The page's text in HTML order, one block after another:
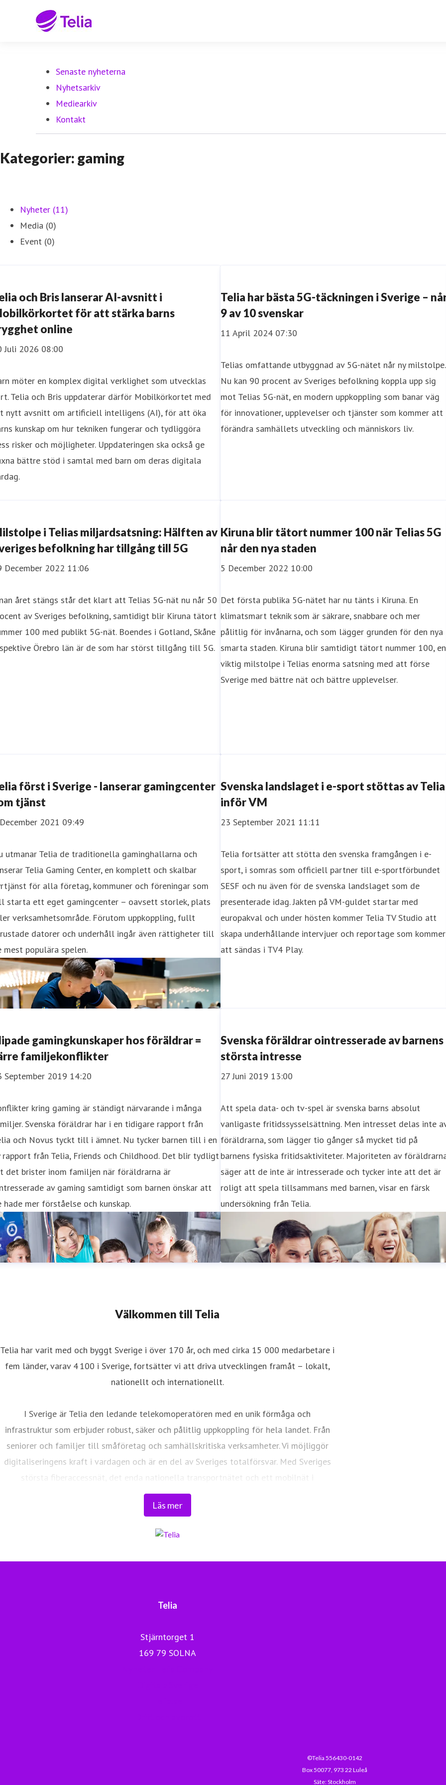
Senaste nyheterna
Nyhetsarkiv
Mediearkiv
Kontakt
Kategorier: gaming
Nyheter (11)
Media (0)
Event (0)
och Bris lanserar AI-avsnitt i
för att stärka barns
online
Juli 2026 08:00
möter en komplex digital verklighet som utvecklas
Telia och Bris uppdaterar därför Mobilkörkortet med
nytt avsnitt om artificiell intelligens (AI), för att öka
kunskap om hur tekniken fungerar och tydliggöra
risker och möjligheter. Uppdateringen ska också ge
bättre stöd i samtal med barn om deras digitala
Telia har bästa 5G-täckningen i Sverige –
9 av 10 svenskar
11 April 2024 07:30
Telias omfattande utbyggnad av 5G-nätet når ny milstolpe.
Nu kan 90 procent av Sveriges befolkning koppla upp sig
mot Telias 5G-nät, en modern uppkoppling som banar väg
för innovationer, upplevelser och tjänster som kommer att
förändra samhällets utveckling och människors liv.
i Telias miljardsatsning: Hälften av
befolkning har tillgång till 5G
December 2022 11:06
året stängs står det klart att Telias 5G-nät nu når 50
av Sveriges befolkning, samtidigt blir Kiruna tätort
100 med publikt 5G-nät. Boendes i Gotland, Skåne
Örebro län är de som har störst tillgång till 5G.
Kiruna blir tätort nummer 100 när Telias 5G
når den nya staden
5 December 2022 10:00
Det första publika 5G-nätet har nu tänts i Kiruna. En
klimatsmart teknik som är säkrare, snabbare och mer
pålitlig för invånarna, och som lägger grunden för den nya
smarta staden. Kiruna blir samtidigt tätort nummer 100, en
viktig milstolpe i Telias enorma satsning med att förse
Sverige med bättre nät och bättre upplevelser.
först i Sverige - lanserar gamingcenter
tjänst
2021 09:49
utmanar Telia de traditionella gaminghallarna och
Telia Gaming Center, en komplett och skalbar
för alla företag, kommuner och föreningar som
starta ett eget gamingcenter – oavsett storlek, plats
verksamhetsområde. Förutom uppkoppling, fullt
datorer och underhåll ingår även rättigheter till
mest populära spelen.
Svenska landslaget i e-sport stöttas av Telia
inför VM
23 September 2021 11:11
Telia fortsätter att stötta den svenska framgången i e-
sport, i somras som officiell partner till e-sportförbundet
SESF och nu även för de svenska landslaget som de
presenterade idag. Jakten på VM-guldet startar med
europakval och under hösten kommer Telia TV Studio att
skapa underhållande intervjuer och reportage som kommer
att sändas i TV4 Play.
gamingkunskaper hos föräldrar =
familjekonflikter
September 2019 14:20
kring gaming är ständigt närvarande i många
Svenska föräldrar har i en tidigare rapport från
och Novus tyckt till i ämnet. Nu tycker barnen till i en
rapport från Telia, Friends och Childhood. Det blir tydligt
det brister inom familjen när föräldrarna är
av gaming samtidigt som barnen önskar att
hade mer förståelse och kunskap.
Svenska föräldrar ointresserade av barnens
största intresse
27 Juni 2019 13:00
Att spela data- och tv-spel är svenska barns absolut
vanligaste fritidssysselsättning. Men intresset delas inte
föräldrarna, som lägger tio gånger så mycket tid på
barnens fysiska fritidsaktiviteter. Majoriteten av
säger att de inte är intresserade och tycker inte att det är
roligt att spela tillsammans med barnen, visar en färsk
undersökning från Telia.
Välkommen till Telia
Läs mer
Telia har varit med och byggt Sverige i över 170 år, och med cirka 15 000 medarbetare i
fem länder, varav 4 100 i Sverige, fortsätter vi att driva utvecklingen framåt – lokalt,
nationellt och internationellt.
I Sverige är Telia den ledande telekomoperatören med en unik förmåga och
infrastruktur som erbjuder robust, säker och pålitlig uppkoppling för hela landet. Från
seniorer och familjer till småföretag och samhällskritiska verksamheter. Vi möjliggör
digitaliseringens kraft i vardagen och är en del av Sveriges totalförsvar. Med Sveriges
största fiberaccessnät, det enda nationella transportnätet och ett mobilnät i
världsklass skapar vi en enklare, smartare och mer meningsfull vardag och framtid.
Telia
Stjärntorget 1
169 79 SOLNA